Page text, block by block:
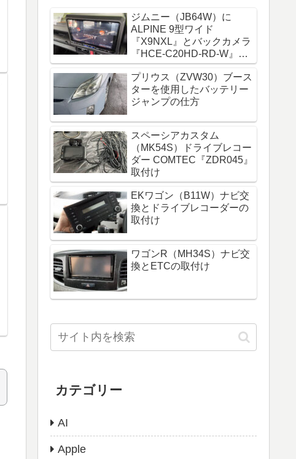
ジムニー（JB64W）に
ALPINE 9型ワイド
『X9NXL』とバックカメラ
『HCE-C20HD-RD-W』取
付け
プリウス（ZVW30）ブース
ターを使用したバッテリー
ジャンプの仕方
スペーシアカスタム
（MK54S）ドライブレコー
ダー COMTEC『ZDR045』
取付け
EKワゴン（B11W）ナビ交
換とドライブレコーダーの
取付け
ワゴンR（MH34S）ナビ交
換とETCの取付け
カテゴリー
AI
Apple